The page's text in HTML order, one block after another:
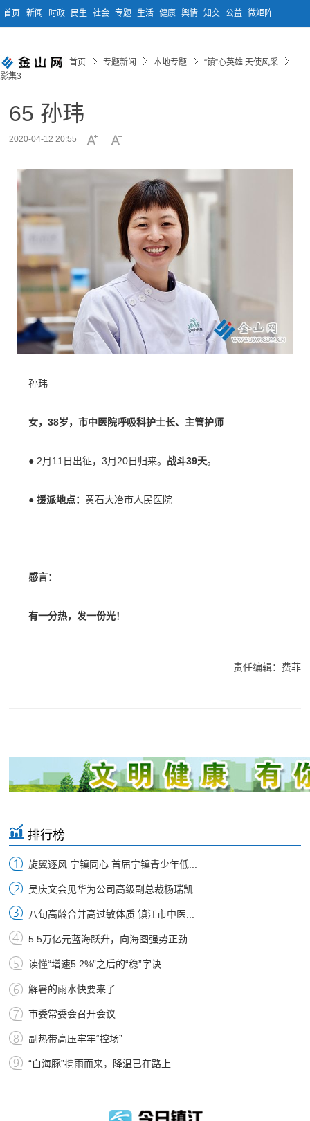
首页 新闻 时政 民生 社会 专题 生活 健康 舆情 知交 公益 微矩阵
首页 专题新闻 本地专题
“镇”心英雄 天使风采
影集3
65 孙玮
2020-04-12 20:55
孙玮
女，38岁，市中医院呼吸科护士长、主管护师
● 2月11日出征，3月20日归来。 战斗39天。
● 援派地点：黄石大冶市人民医院
感言：
有一分热，发一份光！
责任编辑：费菲
排行榜
旋翼逐风 宁镇同心 首届宁镇青少年低...
吴庆文会见华为公司高级副总裁杨瑞凯
八旬高龄合并高过敏体质 镇江市中医...
5.5万亿元蓝海跃升，向海图强势正劲
读懂“增速5.2%”之后的“稳”字诀
解暑的雨水快要来了
市委常委会召开会议
副热带高压牢牢“控场”
“白海豚”携雨而来，降温已在路上